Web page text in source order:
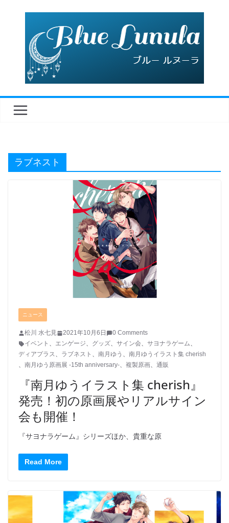
ラブネスト
ニュース
松川 水七見 2021年10月6日
0 Comments
イベント 、 エンゲージ、 グッズ、 サイン会、 サヨナラゲーム、
ディアプラス、 ラブネスト 、 南月ゆう 、 南月ゆうイラスト集 cherish
、 南月ゆう原画展 -15th anniversary-、 複製原画、 通販
『南月ゆうイラスト集 cherish』
発売！初の原画展やリアルサイン
会も開催！
『サヨナラゲーム』シリーズほか、貴重な原
Read More